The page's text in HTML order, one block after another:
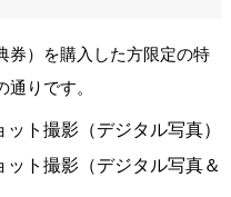
券）を購入した方限定の特
りです。
ト撮影（デジタル写真）
ト撮影（デジタル写真＆